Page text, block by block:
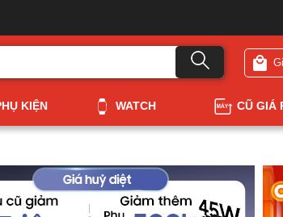
KIỆN WATCH CŨ GIÁ